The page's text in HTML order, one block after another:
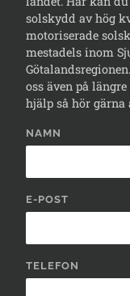
solskydd av hög
motoriserade
mestadels inom
oss även på
hjälp så hör
NAMN
E-POST
TELEFON